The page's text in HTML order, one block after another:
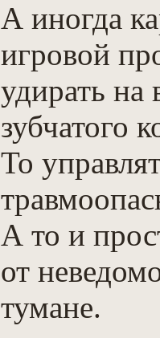
А иногда
игровой
удирать на
зубчатого
То
А то и
от
тумане.